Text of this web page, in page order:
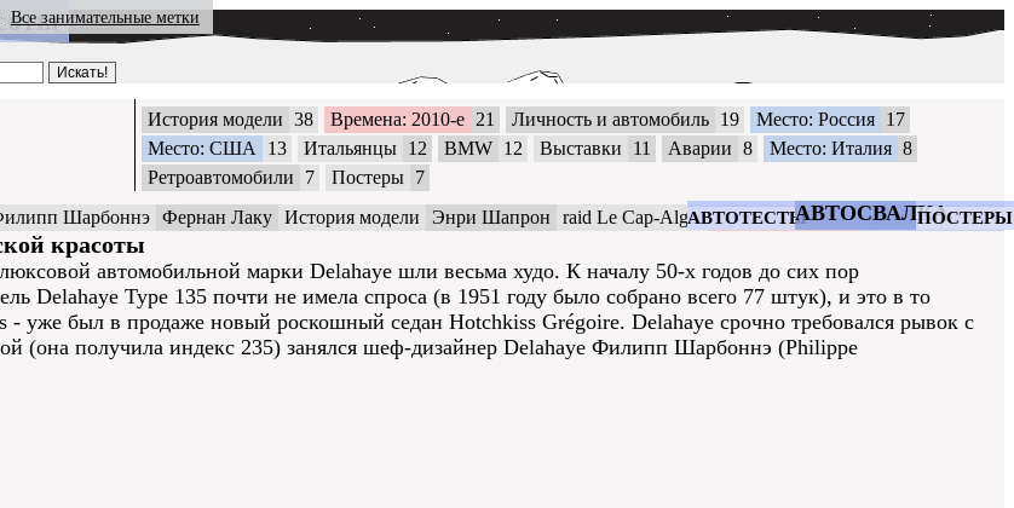
АВТОТЕСТЫАВТОСВАЛКАПОСТЕРЫ
Все занимательные метки
История модели 38 Времена: 2010-е 21 Личность и автомобиль 19 Место: Россия 17
Место: США
13 Итальянцы 12 BMW 12 Выставки 11 Аварии 8 Место: Италия 8
Ретроавтомобили
7 Постеры 7
Шарбоннэ Фернан Лаку История модели Энри Шапрон raid Le Cap-Alger Времена: 1950-е Место: Франция
красоты
автомобильной марки Delahaye шли весьма худо. К началу 50-х годов до сих пор
Delahaye Type 135 почти не имела спроса (в 1951 году было собрано всего 77 штук), и это в то
- уже был в продаже новый роскошный седан Hotchkiss Grégoire. Delahaye срочно требовался рывок с
(она получила индекс 235) занялся шеф-дизайнер Delahaye Филипп Шарбоннэ (Philippe